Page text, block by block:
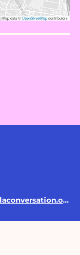
|Map data ©OpenStreetMapcontributors
communication@maisondelaconversation.org